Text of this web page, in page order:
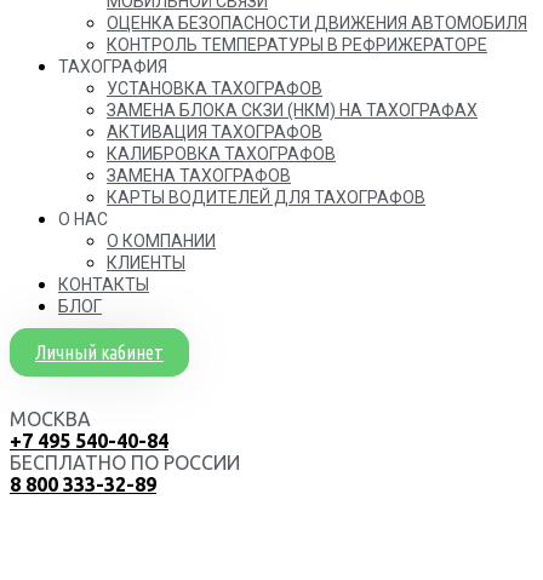
ОЦЕНКА БЕЗОПАСНОСТИ ДВИЖЕНИЯ АВТОМОБИЛЯ
КОНТРОЛЬ ТЕМПЕРАТУРЫ В РЕФРИЖЕРАТОРЕ
ТАХОГРАФИЯ
УСТАНОВКА ТАХОГРАФОВ
ЗАМЕНА БЛОКА СКЗИ (НКМ) НА ТАХОГРАФАХ
АКТИВАЦИЯ ТАХОГРАФОВ
КАЛИБРОВКА ТАХОГРАФОВ
ЗАМЕНА ТАХОГРАФОВ
КАРТЫ ВОДИТЕЛЕЙ ДЛЯ ТАХОГРАФОВ
О НАС
О КОМПАНИИ
КЛИЕНТЫ
КОНТАКТЫ
БЛОГ
Личный кабинет
МОСКВА
+7 495 540-40-84
БЕСПЛАТНО ПО РОССИИ
8 800 333-32-89